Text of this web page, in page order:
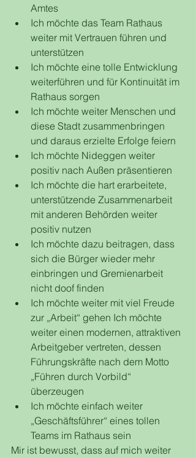
Amtes
Ich möchte das Team Rathaus
weiter mit Vertrauen führen und
unterstützen
Ich möchte eine tolle Entwicklung
weiterführen und für Kontinuität im
Rathaus sorgen
Ich möchte weiter Menschen und
diese Stadt zusammenbringen
und daraus erzielte Erfolge feiern
Ich möchte Nideggen weiter
positiv nach Außen präsentieren
Ich möchte die hart erarbeitete,
unterstützende Zusammenarbeit
mit anderen Behörden weiter
positiv nutzen
Ich möchte dazu beitragen, dass
sich die Bürger wieder mehr
einbringen und Gremienarbeit
nicht doof finden
Ich möchte weiter mit viel Freude
zur „Arbeit“ gehen Ich möchte
weiter einen modernen, attraktiven
Arbeitgeber vertreten, dessen
Führungskräfte nach dem Motto
„Führen durch Vorbild“
überzeugen
Ich möchte einfach weiter
„Geschäftsführer“ eines tollen
Teams im Rathaus sein
Mir ist bewusst, dass auf mich weiter